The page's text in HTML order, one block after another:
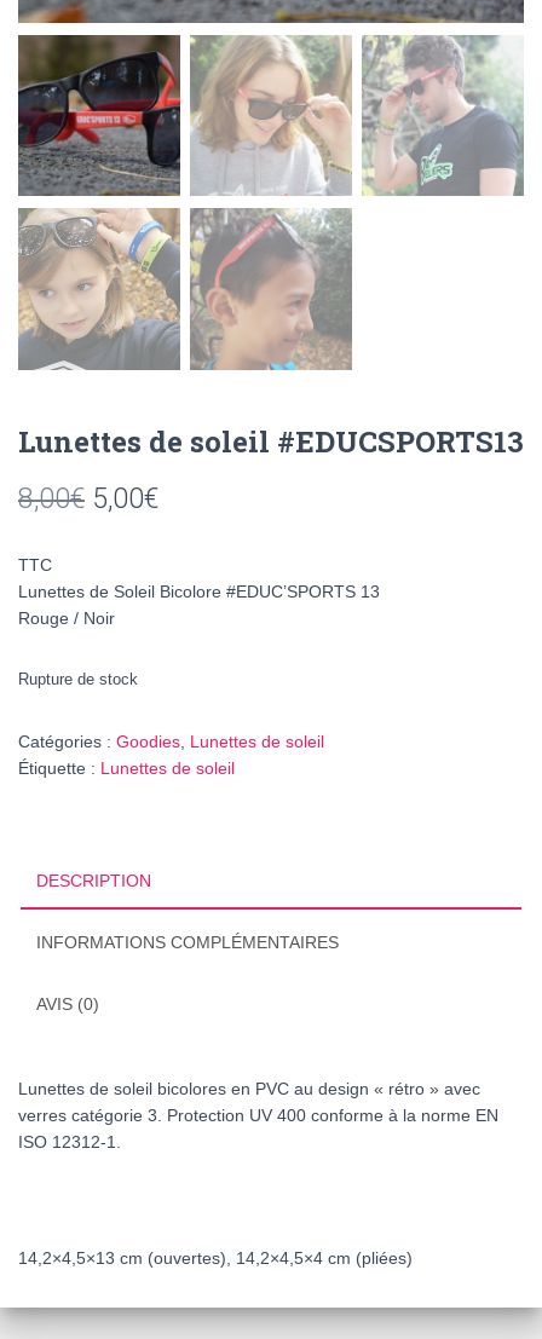
Lunettes de soleil #EDUCSPORTS13
8,00€ Le
initial
était :
8,00€.
5,00€Le
actuel
TTC
Lunettes de Soleil Bicolore #EDUC’SPORTS 13
Rouge / Noir
Rupture de stock
Catégories : Goodies Lunettes de soleil
Étiquette : Lunettes de soleil
DESCRIPTION
INFORMATIONS COMPLÉMENTAIRES
AVIS (0)
Lunettes de soleil bicolores en PVC au design « rétro » avec
verres catégorie 3. Protection UV 400 conforme à la norme EN
ISO 12312-1.
14,2×4,5×13 cm (ouvertes), 14,2×4,5×4 cm (pliées)